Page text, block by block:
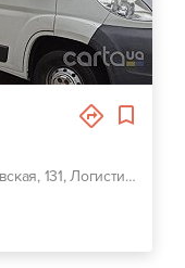
г. Киев, улица Большая Васильковская, 131, Логистические и экспертные услуги при импорте автомобилей из стран Евросоюза